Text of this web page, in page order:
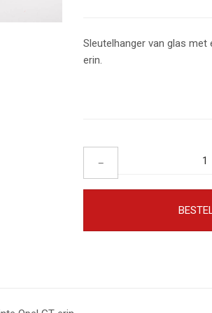
Sleutelhanger van glas met
erin.